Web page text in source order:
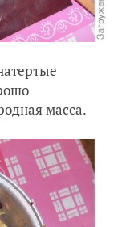
масса.